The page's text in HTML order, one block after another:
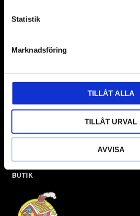
Statistik
Marknadsföring
TILLÅT ALLA
TILLÅT URVAL
AVVISA
Våra främsta leverantörer är KS Tools
gärna om vad som helst då vi gör
BUTIK